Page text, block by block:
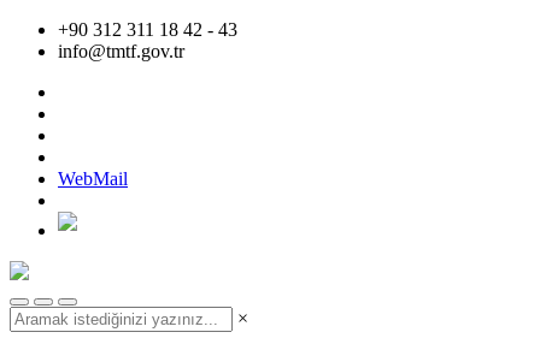
+90 312 311 18 42 - 43
info@tmtf.gov.tr
WebMail
×